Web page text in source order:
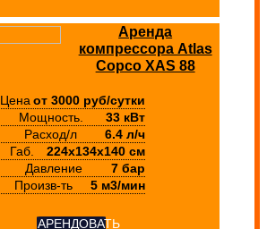
Аренда
компрессора Atlas
Copco XAS 88
Цена от 3000 руб/сутки
Мощность.
33 кВт
Расход/л
6.4 л/ч
Габ.
224х134х140 см
Давление
7 бар
Произв-ть
5 м3/мин
АРЕНДОВАТЬ